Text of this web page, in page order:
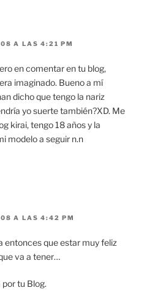
A LAS 4:21 PM
en comentar en tu blog,
imaginado. Bueno a mí
dicho que tengo la nariz
yo suerte también?XD. Me
kirai, tengo 18 años y la
modelo a seguir n.n
A LAS 4:42 PM
entonces que estar muy feliz
va a tener…
tu Blog.